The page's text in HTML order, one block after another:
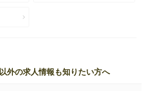
以外の求人情報も知りたい方へ